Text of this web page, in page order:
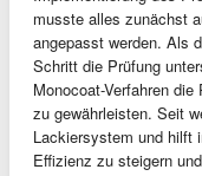
musste alles zunächst
angepasst werden. Als
Schritt die Prüfung
Monocoat-Verfahren
zu gewährleisten. Seit
Lackiersystem und hilft
Effizienz zu steigern